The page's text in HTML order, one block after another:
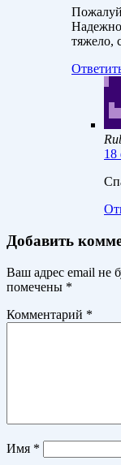
тяжело,
18
Добавить
Ваш адрес email не
помечены *
Комментарий *
Имя *